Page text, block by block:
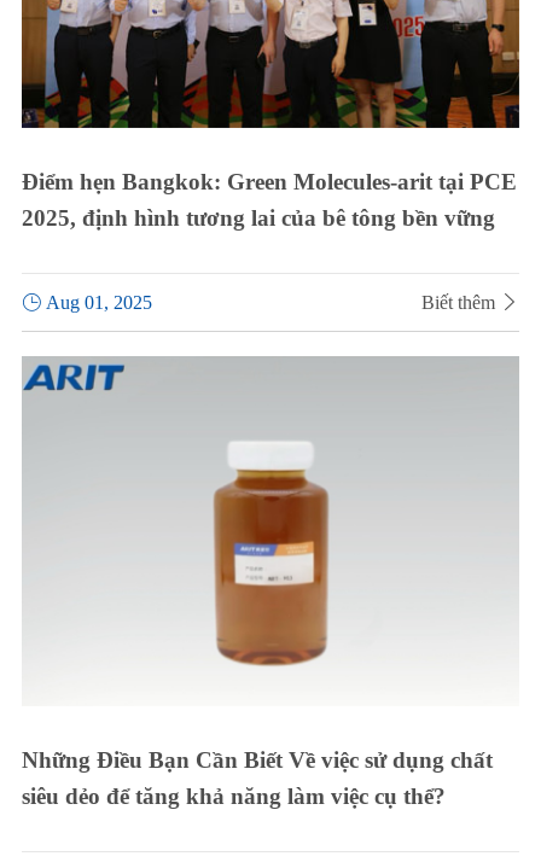
Điểm hẹn Bangkok: Green Molecules-arit tại PCE
2025, định hình tương lai của bê tông bền vững
Aug 01, 2025 Biết thêm 
Những Điều Bạn Cần Biết Về việc sử dụng chất
siêu dẻo để tăng khả năng làm việc cụ thể?